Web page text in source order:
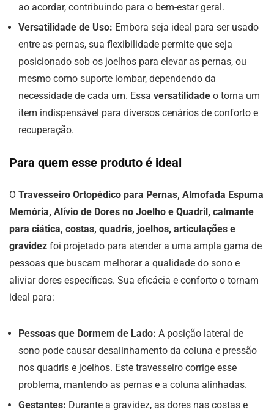
ao acordar, contribuindo para o bem-estar geral.
Versatilidade de Uso: Embora seja ideal para ser usado
entre as pernas, sua flexibilidade permite que seja
posicionado sob os joelhos para elevar as pernas, ou
mesmo como suporte lombar, dependendo da
necessidade de cada um. Essa versatilidade o torna um
item indispensável para diversos cenários de conforto e
recuperação.
Para quem esse produto é ideal
O Travesseiro Ortopédico para Pernas, Almofada Espuma
Memória, Alívio de Dores no Joelho e Quadril, calmante
para ciática, costas, quadris, joelhos, articulações e
gravidez foi projetado para atender a uma ampla gama de
pessoas que buscam melhorar a qualidade do sono e
aliviar dores específicas. Sua eficácia e conforto o tornam
ideal para:
Pessoas que Dormem de Lado: A posição lateral de
sono pode causar desalinhamento da coluna e pressão
nos quadris e joelhos. Este travesseiro corrige esse
problema, mantendo as pernas e a coluna alinhadas.
Gestantes: Durante a gravidez, as dores nas costas e